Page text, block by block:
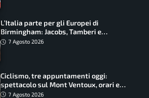
L’Italia parte per gli Europei di
Birmingham: Jacobs, Tamberi e
Battocletti guidano una spedizione
7 Agosto 2026
Ciclismo, tre appuntamenti oggi:
spettacolo sul Mont Ventoux, orari e
come vederli
7 Agosto 2026